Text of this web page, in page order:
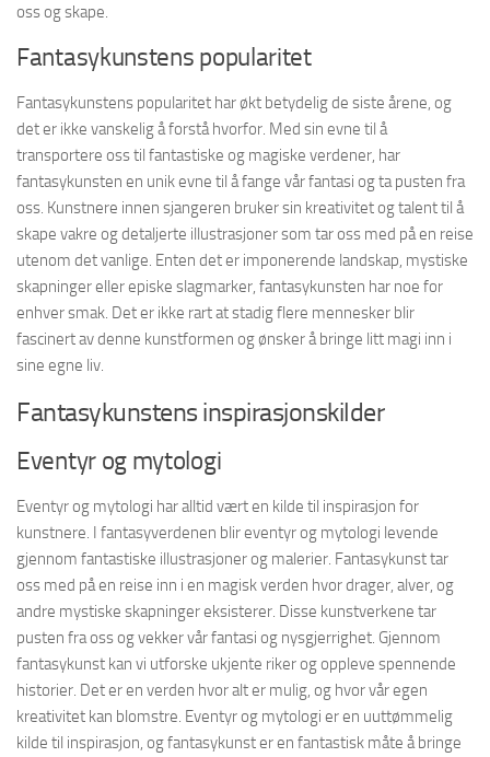
oss og skape.
Fantasykunstens popularitet
Fantasykunstens popularitet har økt betydelig de siste årene, og
det er ikke vanskelig å forstå hvorfor. Med sin evne til å
transportere oss til fantastiske og magiske verdener, har
fantasykunsten en unik evne til å fange vår fantasi og ta pusten fra
oss. Kunstnere innen sjangeren bruker sin kreativitet og talent til å
skape vakre og detaljerte illustrasjoner som tar oss med på en reise
utenom det vanlige. Enten det er imponerende landskap, mystiske
skapninger eller episke slagmarker, fantasykunsten har noe for
enhver smak. Det er ikke rart at stadig flere mennesker blir
fascinert av denne kunstformen og ønsker å bringe litt magi inn i
sine egne liv.
Fantasykunstens inspirasjonskilder
Eventyr og mytologi
Eventyr og mytologi har alltid vært en kilde til inspirasjon for
kunstnere. I fantasyverdenen blir eventyr og mytologi levende
gjennom fantastiske illustrasjoner og malerier. Fantasykunst tar
oss med på en reise inn i en magisk verden hvor drager, alver, og
andre mystiske skapninger eksisterer. Disse kunstverkene tar
pusten fra oss og vekker vår fantasi og nysgjerrighet. Gjennom
fantasykunst kan vi utforske ukjente riker og oppleve spennende
historier. Det er en verden hvor alt er mulig, og hvor vår egen
kreativitet kan blomstre. Eventyr og mytologi er en uuttømmelig
kilde til inspirasjon, og fantasykunst er en fantastisk måte å bringe